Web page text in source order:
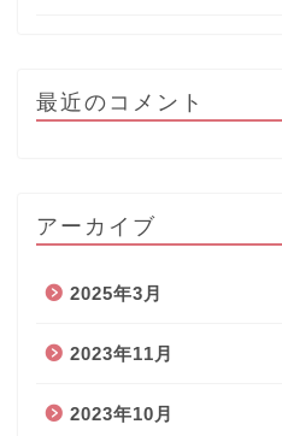
最近のコメント
アーカイブ
2025年3月
2023年11月
2023年10月